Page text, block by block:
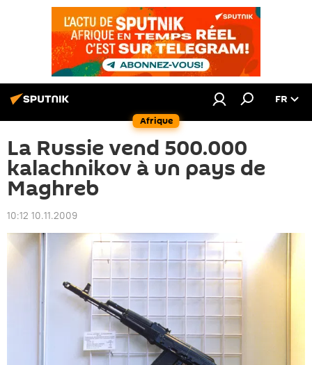
Afrique
FR
La Russie vend 500.000
kalachnikov à un pays de
Maghreb
10:12 10.11.2009